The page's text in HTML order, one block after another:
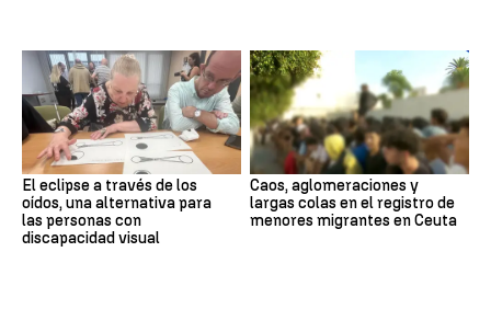
El eclipse a través de los
oídos, una alternativa para
las personas con
discapacidad visual
Caos, aglomeraciones y
largas colas en el registro de
menores migrantes en Ceuta